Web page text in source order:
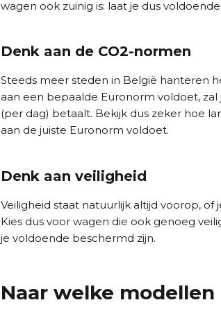
wagen ook zuinig is: laat je dus
Denk aan de CO2-normen
Steeds meer steden in België hanteren
aan een bepaalde Euronorm voldoet,
(per dag) betaalt. Bekijk dus zeker hoe
aan de juiste Euronorm voldoet.
Denk aan veiligheid
Veiligheid staat natuurlijk altijd voorop,
Kies dus voor wagen die ook genoeg
je voldoende beschermd zijn.
Naar welke